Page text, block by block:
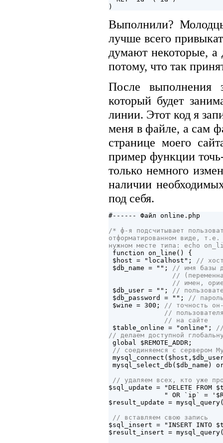
Выполнили?
лучше всего
думают некоторые, а
потому, что так
После выполнения
который будет
линии. Этот код я
меня в файле, а сам
странице моего
пример функции
только немного
наличии
под себя.
#------ Файл online.php
/* ф-я подсчитывает
отформатированном виде,
нужном месте типа: echo
function on_line() {
$host = "localhost"; //
$db_name = ""; // имя базы
//
// имен,
$db_user = ""; //
$db_password = ""; //
$wine = 300; // точность
//
              // на сайте
$table_online = "online"; //
// делаем доступной
// соединяемся с сервером
// удаляем всех, кто уже
$sql_update = "DELETE
" OR `ip` =
$result_update =
// вставляем свою запись
$sql_insert = "INSERT INTO
$result_insert =